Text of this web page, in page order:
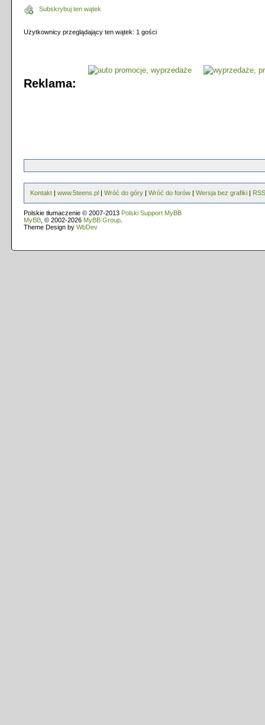
Subskrybuj ten wątek
Użytkownicy przeglądający ten wątek: 1 gości
Reklama:
Kontakt | www.5teens.pl | Wróć do góry | Wróć do forów | Wersja bez grafiki | RSS
Polskie tłumaczenie © 2007-2013 Polski Support MyBB
MyBB , © 2002-2026 MyBB Group
Theme Design by WbDev